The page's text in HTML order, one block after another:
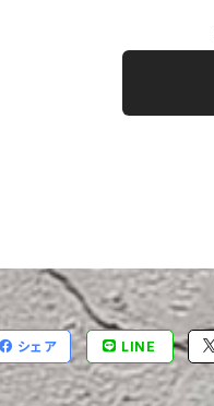
シェア LINE